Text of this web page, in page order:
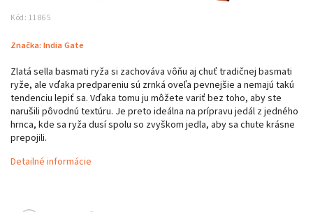
Kód: 11865
Značka: India Gate
Zlatá sella basmati ryža si zachováva vôňu aj chuť tradičnej basmati
ryže, ale vďaka predpareniu sú zrnká oveľa pevnejšie a nemajú takú
tendenciu lepiť sa. Vďaka tomu ju môžete variť bez toho, aby ste
narušili pôvodnú textúru. Je preto ideálna na prípravu jedál z jedného
hrnca, kde sa ryža dusí spolu so zvyškom jedla, aby sa chute krásne
prepojili.
Detailné informácie